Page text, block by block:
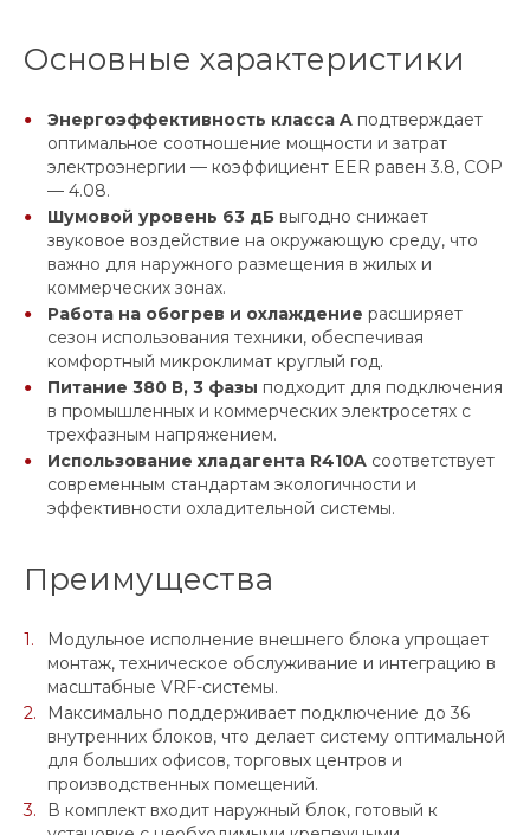
Основные характеристики
Энергоэффективность класса A подтверждает
оптимальное соотношение мощности и затрат
электроэнергии — коэффициент EER равен 3.8, COP
— 4.08.
Шумовой уровень 63 дБ выгодно снижает
звуковое воздействие на окружающую среду, что
важно для наружного размещения в жилых и
коммерческих зонах.
Работа на обогрев и охлаждение расширяет
сезон использования техники, обеспечивая
комфортный микроклимат круглый год.
Питание 380 В, 3 фазы подходит для подключения
в промышленных и коммерческих электросетях с
трехфазным напряжением.
Использование хладагента R410A соответствует
современным стандартам экологичности и
эффективности охладительной системы.
Преимущества
Модульное исполнение внешнего блока упрощает
монтаж, техническое обслуживание и интеграцию в
масштабные VRF-системы.
Максимально поддерживает подключение до 36
внутренних блоков, что делает систему оптимальной
для больших офисов, торговых центров и
производственных помещений.
В комплект входит наружный блок, готовый к